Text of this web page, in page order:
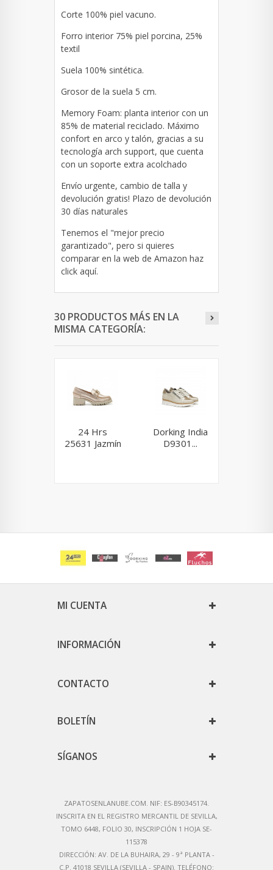
Corte 100% piel vacuno.
Forro interior 75% piel porcina, 25%
textil
Suela 100% sintética.
Grosor de la suela 5 cm.
Memory Foam: planta interior con un
85% de material reciclado. Máximo
confort en arco y talón, gracias a su
tecnología arch support, que cuenta
con un soporte extra acolchado
Envío urgente, cambio de talla y
devolución gratis! Plazo de devolución
30 días naturales
Tenemos el "mejor precio
garantizado", pero si quieres
comparar en la web de Amazon haz
click aquí.
30 PRODUCTOS MÁS EN LA
MISMA CATEGORÍA:
24 Hrs
25631 Jazmín
Dorking India
D9301...
MI CUENTA
INFORMACIÓN
CONTACTO
BOLETÍN
SÍGANOS
ZAPATOSENLANUBE.COM. NIF: ES-B90345174.
INSCRITA EN EL REGISTRO MERCANTIL DE SEVILLA,
TOMO 6448, FOLIO 30, INSCRIPCIÓN 1 HOJA SE-
115378
DIRECCIÓN: AV. DE LA BUHAIRA, 29 - 9ª PLANTA -
C.P. 41018 SEVILLA (SEVILLA - SPAIN). TELÉFONO: